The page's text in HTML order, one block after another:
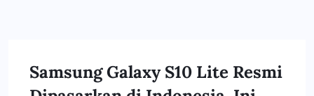
SAMSUNG
Samsung Galaxy S10 Lite Resmi